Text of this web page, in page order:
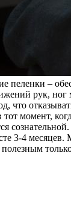
пеленки –
рук,
что
момент,
3-4
полезным